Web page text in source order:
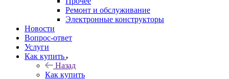
Ремонт и обслуживание
Электронные конструкторы
Новости
Вопрос-ответ
Услуги
Как купить
Назад
Как купить